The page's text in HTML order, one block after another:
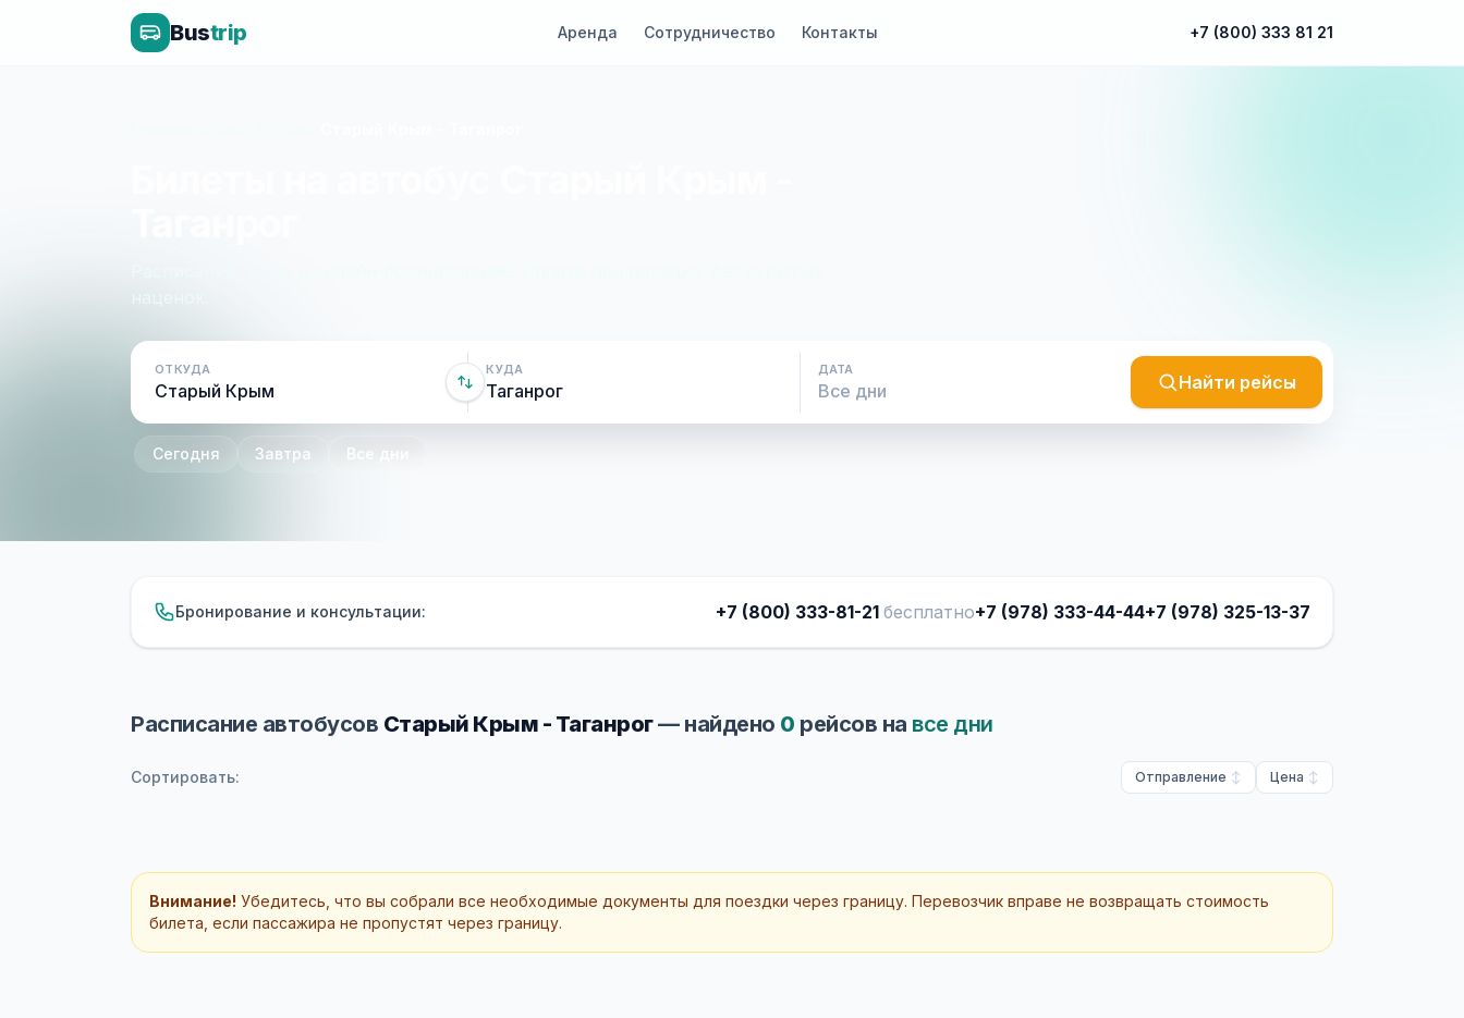
Bustrip Аренда Сотрудничество Контакты +7 (800) 333 81 21
ОТКУДА КУДА ДАТА
Найти рейсы
Сегодня Завтра Все дни
Бронирование и консультации: +7 (800) 333-81-21 бесплатно+7 (978) 333-44-44+7 (978) 325-13-37
Расписание автобусов Старый Крым - Таганрог— найдено 0 рейсов на все дни
Сортировать: Отправление Цена
Внимание! Убедитесь, что вы собрали все необходимые документы для поездки через границу. Перевозчик вправе не возвращать стоимость
билета, если пассажира не пропустят через границу.